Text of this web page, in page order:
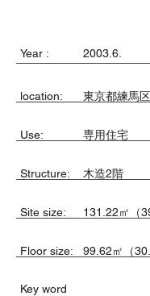
Year : 2003.6.
東京都練馬区
location:
専用住宅
Use:
木造2階
​Structure:
131.22㎡（
Site size:
99.62㎡（
Floor size:
Key word